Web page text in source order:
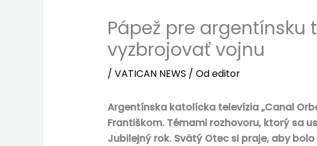
Pápež pre argentínsku
vyzbrojovať vojnu
/ VATICAN NEWS / Odeditor
Argentínska katolícka televízia „Canal
Františkom. Témami rozhovoru, ktorý sa
Jubilejný rok. Svätý Otec si praje, aby